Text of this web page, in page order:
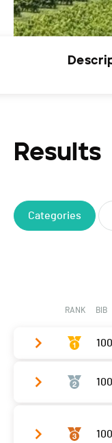
Results
Categories
RANK BIB
Meilleur tour
Meilleur tour